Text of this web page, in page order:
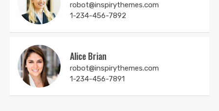
robot@inspirythemes.com
1-234-456-7892
Alice Brian
robot@inspirythemes.com
1-234-456-7891